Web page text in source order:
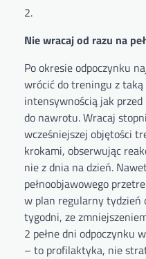
Nie wracaj od razu na
Po okresie odpoczynku
wrócić do treningu z taką
intensywnością jak
do nawrotu. Wracaj
wcześniejszej objętości
krokami, obserwując
nie z dnia na dzień.
pełnoobjawowego
w plan regularny tydzień
tygodni, ze
2 pełne dni odpoczynku
– to profilaktyka, nie